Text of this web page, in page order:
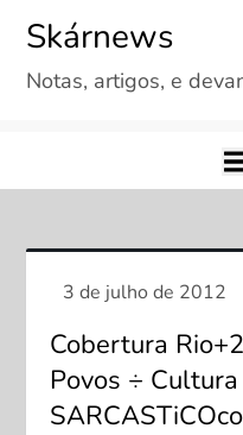
content
Skárnews
Notas, artigos, e
Cobertura
Povos ÷